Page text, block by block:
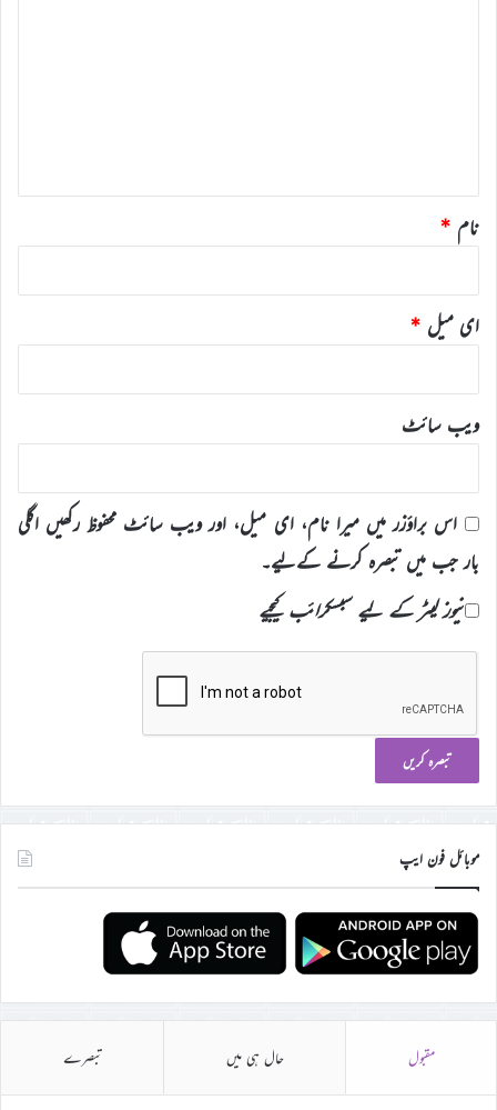
نام *
ای میل *
ویب‌ سائٹ
اس براؤزر میں میرا نام، ای میل، اور ویب سائٹ محفوظ رکھیں اگلی
بار جب میں تبصرہ کرنے کےلیے۔
نیوز لیٹر کے لیے سبسکرائب کیجیے
موبائل فون ایپ
مقبول حال ہی میں تبصرے